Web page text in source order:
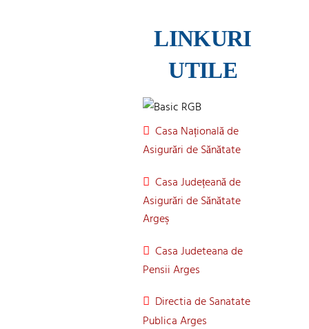
LINKURI
UTILE
Casa Națională de
Asigurări de Sănătate
Casa Județeană de
Asigurări de Sănătate
Argeș
Casa Judeteana de
Pensii Arges
Directia de Sanatate
Publica Arges